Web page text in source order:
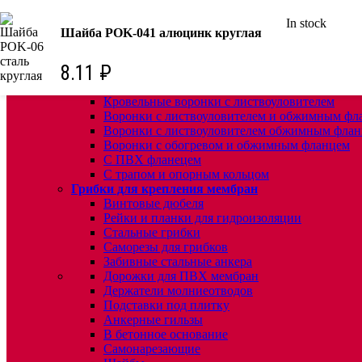
КРЕПЕЖ:
Для кровли
Комплектующие для кровельных воронок
Кровельные воронки с листвоуловителем
Воронки с листвоуловителем и обжимным
Воронки с листвоуловителем обжимным
Воронки с обогревом и обжимным фланцем
С ПВХ фланецем
С трапом и опорным кольцом
Грибки для крепления мембран
Винтовые дюбеля
Рейки и планки для гидроизоляции
Стальные грибки
Саморезы для грибков
Забивные стальные анкера
Дорожки для ПВХ мембран
Держатели молниеотводов
Подставки под плитку
Анкерные гильзы
В бетонное основание
Самонарезающие
Шайба POK-041 алюцинк круглая
8.11 ₽
In stock